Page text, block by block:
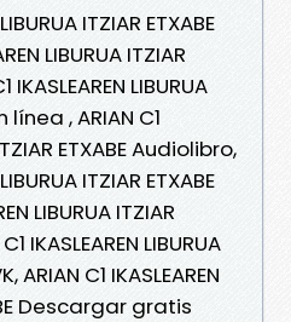
ITZIAR ETXABE
LIBURUA ITZIAR
IKASLEAREN LIBURUA
línea , ARIAN C1
ETXABE Audiolibro,
ITZIAR ETXABE
LIBURUA ITZIAR
IKASLEAREN LIBURUA
ARIAN C1 IKASLEAREN
Descargar gratis